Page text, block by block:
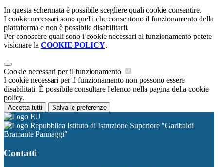
In questa schermata è possibile scegliere quali cookie consentire.
I cookie necessari sono quelli che consentono il funzionamento della
piattaforma e non è possibile disabilitarli.
Per conoscere quali sono i cookie necessari al funzionamento potete
visionare la COOKIE POLICY.
Cookie necessari per il funzionamento
I cookie necessari per il funzionamento non possono essere
disabilitati. È possibile consultare l'elenco nella pagina della cookie
policy.
Accetta tutti Salva le preferenze
Istituto di Istruzione Superiore "Garibaldi
Bramante Pannaggi"
Contatti